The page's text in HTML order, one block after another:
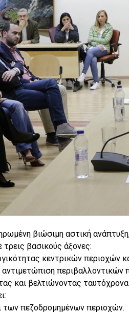
βιώσιμη αστική
βασικούς άξονες:
κεντρικών περιοχών
περιβαλλοντικών
και βελτιώνοντας
πεζοδρομημένων περιοχών.